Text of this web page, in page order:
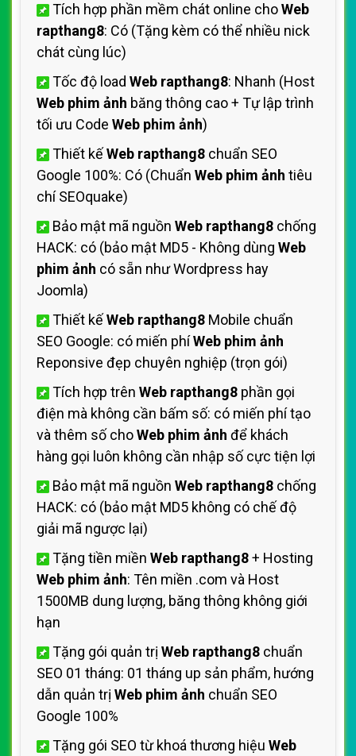
Tích hợp phần mềm chát online choWeb
rapthang8: Có (Tặng kèm có thể nhiều nick
chát cùng lúc)
Tốc độ load Web rapthang8: Nhanh (Host
Web phim ảnh băng thông cao + Tự lập trình
tối ưu Code Web phim ảnh)
Thiết kếWeb rapthang8 chuẩn SEO
Google 100%: Có (Chuẩn Web phim ảnh tiêu
chí SEOquake)
Bảo mật mã nguồn Web rapthang8 chống
HACK: có (bảo mật MD5 - Không dùng Web
phim ảnh có sẵn như Wordpress hay
Joomla)
Thiết kếWeb rapthang8 Mobile chuẩn
SEO Google: có miến phíWeb phim ảnh
Reponsive đẹp chuyên nghiệp (trọn gói)
Tích hợp trên Web rapthang8 phần gọi
điện mà không cần bấm số: có miến phí tạo
và thêm số choWeb phim ảnh để khách
hàng gọi luôn không cần nhập số cực tiện lợi
Bảo mật mã nguồn Web rapthang8 chống
HACK: có (bảo mật MD5 không có chế độ
giải mã ngược lại)
Tặng tiền miền Web rapthang8+ Hosting
Web phim ảnh: Tên miền .com và Host
1500MB dung lượng, băng thông không giới
hạn
Tặng gói quản trị Web rapthang8 chuẩn
SEO 01 tháng: 01 tháng up sản phẩm, hướng
dẫn quản trị Web phim ảnh chuẩn SEO
Google 100%
Tặng gói SEO từ khoá thương hiệu Web